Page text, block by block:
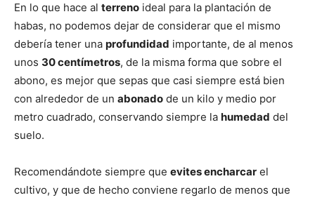
En lo que hace al terreno ideal para la plantación de
habas, no podemos dejar de considerar que el mismo
debería tener una profundidad importante, de al menos
unos 30 centímetros, de la misma forma que sobre el
abono, es mejor que sepas que casi siempre está bien
con alrededor de un abonado de un kilo y medio por
metro cuadrado, conservando siempre la humedad del
suelo.
Recomendándote siempre que evites encharcar el
cultivo, y que de hecho conviene regarlo de menos que